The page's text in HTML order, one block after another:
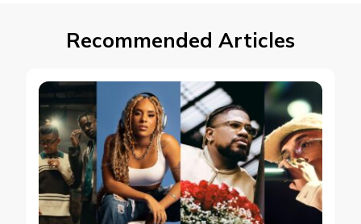
Recommended Articles